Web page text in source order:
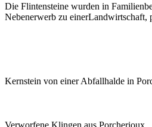
Die Flintensteine wurden in
Nebenerwerb zu einerLandwirtschaft,
Kernstein von einer Abfallhalde in
Verworfene Klingen aus Porcherioux